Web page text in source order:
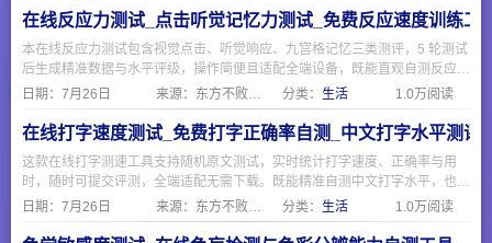
在线反应力测试_点击听觉记忆力测试_免费反应速度训练工
本在线反应力测试包含视觉点击、听觉响应、九宫格记忆三类测评，5 轮测试
后生成精准数据与水平评级，操作简便且适配全端设备，既能直观自测反应速
度与短时记忆能力，也可作为日常脑力训练工具，无需下载随时可测。
日期： 7月26日 来源：东方不败网址大全 分类： 生活 1.0万阅读
在线打字速度测试_免费打字正确率自测_中文打字水平测评
这款在线打字测速工具支持随机原文测试，实时统计打字速度、正确率与用
时，随时可提交评测，全端适配无需下载。既能精准自测中文打字水平，也可
作为日常输入训练工具，简单易用适合各类人群。
日期： 7月26日 来源：东方不败网址大全 分类： 生活 1.0万阅读